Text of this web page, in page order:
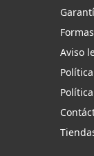
Aviso